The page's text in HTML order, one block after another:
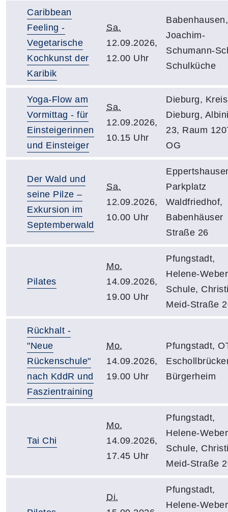
Caribbean
Feeling -
Vegetarische
Kochkunst der
Karibik
Sa.
12.09.2026,
12.00 Uhr
Babenhausen,
Joachim-
Schumann-
Schulküche
Yoga-Flow am
Vormittag - für
Einsteigerinnen
und Einsteiger
Sa.
12.09.2026,
10.15 Uhr
Dieburg,
Dieburg,
23, Raum
OG
Der Wald und
seine Pilze –
Exkursion im
Septemberwald
Sa.
12.09.2026,
10.00 Uhr
Parkplatz
Waldfriedhof,
Babenhäuser
Straße 26
Pilates
Mo.
14.09.2026,
19.00 Uhr
Pfungstadt,
Helene-
Schule,
Meid-Straße
Rückhalt -
"Neue
Rückenschule"
nach KddR und
Faszientraining
Mo.
14.09.2026,
19.00 Uhr
Pfungstadt,
Bürgerheim
Tai Chi
Mo.
14.09.2026,
17.45 Uhr
Pfungstadt,
Helene-
Schule,
Meid-Straße
Di.
Pfungstadt,
Helene-